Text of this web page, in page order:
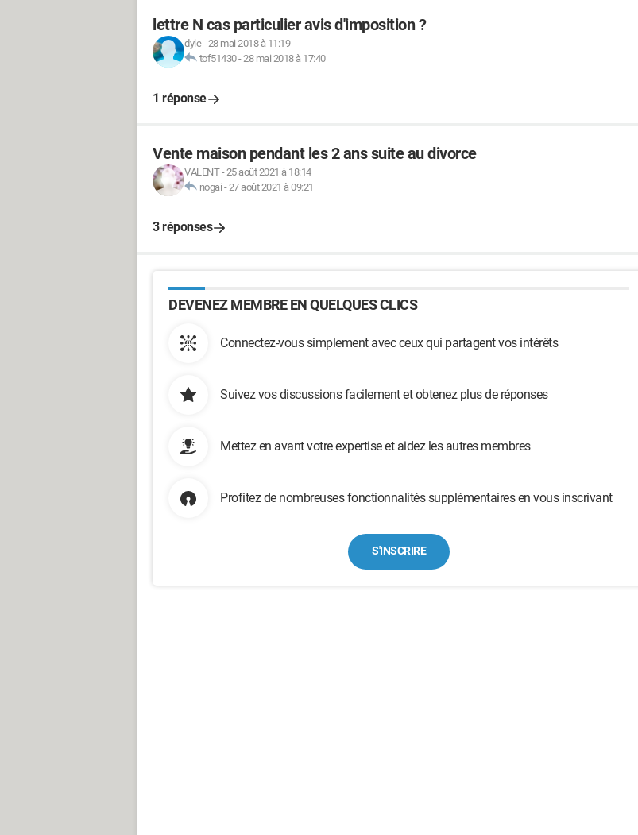
lettre N cas particulier avis d'imposition ?
dyle-28 mai 2018 à 11:19
tof51430-28 mai 2018 à 17:40
1 réponse
Vente maison pendant les 2 ans suite au divorce
VALENT-25 août 2021 à 18:14
nogai -27 août 2021 à 09:21
3 réponses
DEVENEZ MEMBRE EN QUELQUES CLICS
Connectez-vous simplement avec ceux qui partagent vos intérêts
Suivez vos discussions facilement et obtenez plus de réponses
Mettez en avant votre expertise et aidez les autres membres
Profitez de nombreuses fonctionnalités supplémentaires en vous inscrivant
S'INSCRIRE